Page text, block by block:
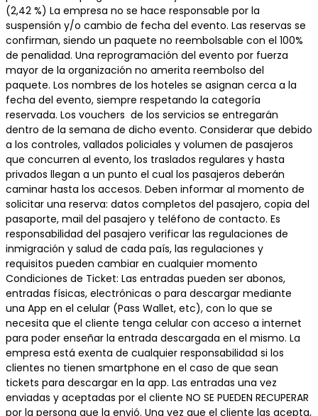
(2,42 %) La empresa no se hace responsable por la
suspensión y/o cambio de fecha del evento. Las reservas se
confirman, siendo un paquete no reembolsable con el 100%
de penalidad. Una reprogramación del evento por fuerza
mayor de la organización no amerita reembolso del
paquete. Los nombres de los hoteles se asignan cerca a la
fecha del evento, siempre respetando la categoría
reservada. Los vouchers de los servicios se entregarán
dentro de la semana de dicho evento. Considerar que debido
a los controles, vallados policiales y volumen de pasajeros
que concurren al evento, los traslados regulares y hasta
privados llegan a un punto el cual los pasajeros deberán
caminar hasta los accesos. Deben informar al momento de
solicitar una reserva: datos completos del pasajero, copia del
pasaporte, mail del pasajero y teléfono de contacto. Es
responsabilidad del pasajero verificar las regulaciones de
inmigración y salud de cada país, las regulaciones y
requisitos pueden cambiar en cualquier momento
Condiciones de Ticket: Las entradas pueden ser abonos,
entradas físicas, electrónicas o para descargar mediante
una App en el celular (Pass Wallet, etc), con lo que se
necesita que el cliente tenga celular con acceso a internet
para poder enseñar la entrada descargada en el mismo. La
empresa está exenta de cualquier responsabilidad si los
clientes no tienen smartphone en el caso de que sean
tickets para descargar en la app. Las entradas una vez
enviadas y aceptadas por el cliente NO SE PUEDEN RECUPERAR
por la persona que la envió. Una vez que el cliente las acepta,